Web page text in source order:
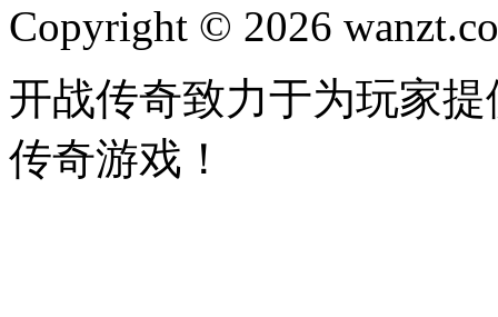
Copyright © 2026
开战传奇致力于为玩家
传奇游戏！